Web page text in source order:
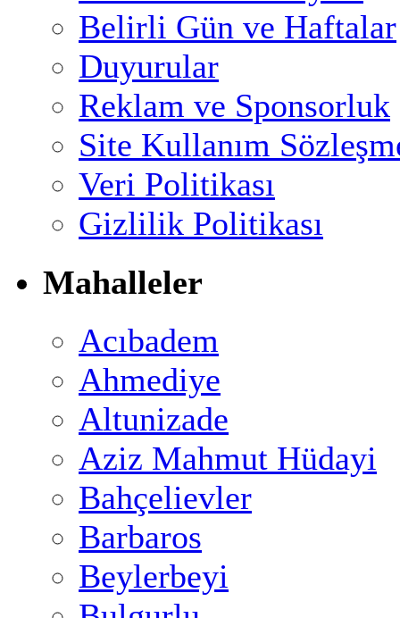
Belirli Gün ve Haftalar
Duyurular
Reklam ve Sponsorluk
Site Kullanım
Veri Politikası
Gizlilik Politikası
Mahalleler
Acıbadem
Ahmediye
Altunizade
Aziz Mahmut Hüdayi
Bahçelievler
Barbaros
Beylerbeyi